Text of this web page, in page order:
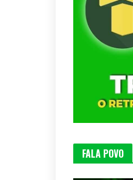
FALA POVO